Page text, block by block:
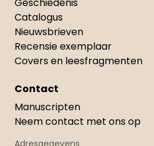
Catalogus
Nieuwsbrieven
Recensie exemplaar
Covers en leesfragmenten
Contact
Manuscripten
Neem contact met ons op